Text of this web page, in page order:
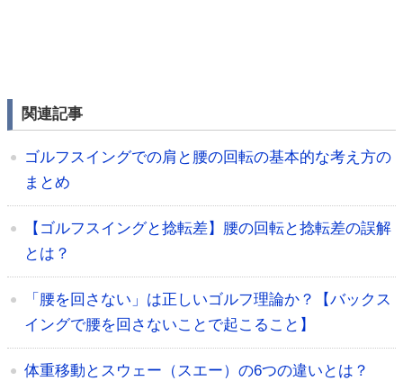
関連記事
ゴルフスイングでの肩と腰の回転の基本的な考え方の
まとめ
【ゴルフスイングと捻転差】腰の回転と捻転差の誤解
とは？
「腰を回さない」は正しいゴルフ理論か？【バックス
イングで腰を回さないことで起こること】
体重移動とスウェー（スエー）の6つの違いとは？